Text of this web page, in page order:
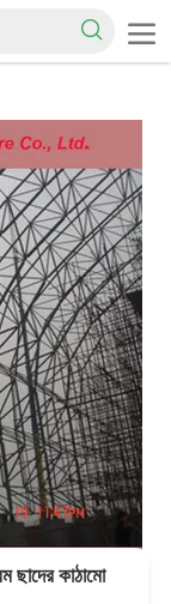
ছাদের কাঠামো